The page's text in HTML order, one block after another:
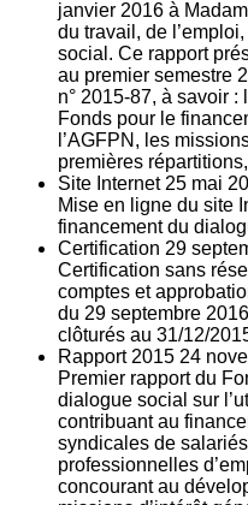
janvier 2016 à
du travail, de
social. Ce rapport
au premier semestre
n° 2015-87, à savoir
Fonds pour le
l’AGFPN, les
premières
Site Internet 25 mai
Mise en ligne du site
financement du
Certification 29
Certification sans
comptes et
du 29 septembre
clôturés au 31/12/
Rapport 2015 24
Premier rapport du
dialogue social sur
contribuant au
syndicales de
professionnelles
concourant au